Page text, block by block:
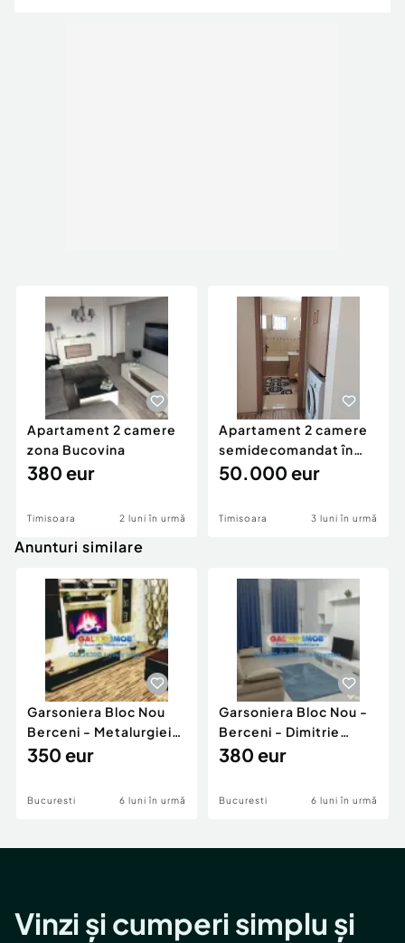
Apartament 2 camere
zona Bucovina
380 eur
Timisoara 2 luni în urmă
Apartament 2 camere
semidecomandat în
zona BUZIASULUI-AEM
50.000 eur
Timisoara 3 luni în urmă
Anunturi similare
Garsoniera Bloc Nou
Berceni - Metalurgiei
Park - Postalionul
350 eur
Bucuresti 6 luni în urmă
Garsoniera Bloc Nou -
Berceni - Dimitrie
Leonida
380 eur
Bucuresti 6 luni în urmă
Vinzi și cumperi simplu și